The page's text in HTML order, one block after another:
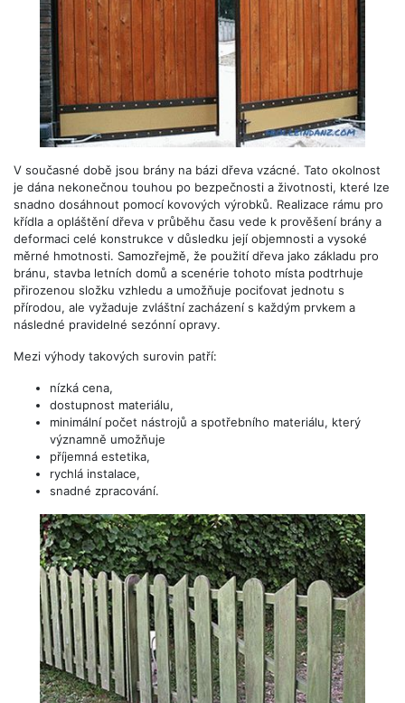
V současné době jsou brány na bázi dřeva vzácné. Tato okolnost
je dána nekonečnou touhou po bezpečnosti a životnosti, které lze
snadno dosáhnout pomocí kovových výrobků. Realizace rámu pro
křídla a opláštění dřeva v průběhu času vede k prověšení brány a
deformaci celé konstrukce v důsledku její objemnosti a vysoké
měrné hmotnosti. Samozřejmě, že použití dřeva jako základu pro
bránu, stavba letních domů a scenérie tohoto místa podtrhuje
přirozenou složku vzhledu a umožňuje pociťovat jednotu s
přírodou, ale vyžaduje zvláštní zacházení s každým prvkem a
následné pravidelné sezónní opravy.
Mezi výhody takových surovin patří:
nízká cena,
dostupnost materiálu,
minimální počet nástrojů a spotřebního materiálu, který
významně umožňuje
příjemná estetika,
rychlá instalace,
snadné zpracování.